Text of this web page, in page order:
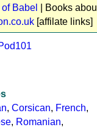
Babel
| Books
[affilate links]
, Corsican, French,
, Romanian,